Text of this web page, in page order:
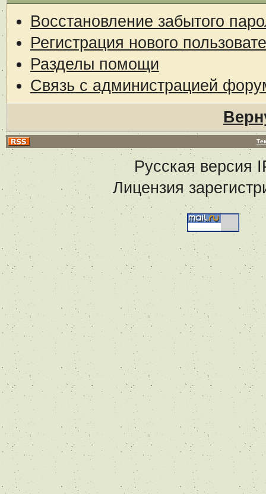
Восстановление забытого
Регистрация нового
Разделы помощи
Связь с администрацией
Русская версия
Лицензия